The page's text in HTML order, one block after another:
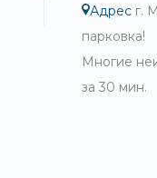
Адрес г.
парковка!
Многие
за 30 мин.